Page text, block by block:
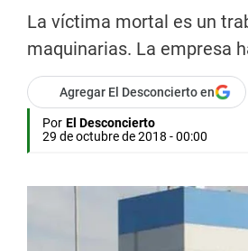
La víctima mortal es un
maquinarias. La empresa
Agregar El Desconcierto en
Por El Desconcierto
29 de octubre de 2018 - 00:00